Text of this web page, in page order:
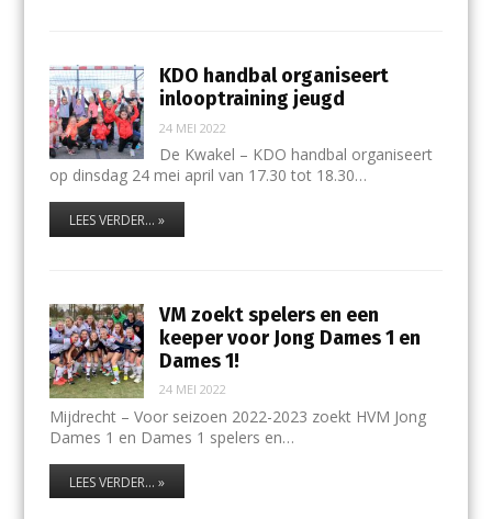
KDO handbal organiseert
inlooptraining jeugd
24 MEI 2022
De Kwakel – KDO handbal organiseert
op dinsdag 24 mei april van 17.30 tot 18.30…
LEES VERDER... »
VM zoekt spelers en een
keeper voor Jong Dames 1 en
Dames 1!
24 MEI 2022
Mijdrecht – Voor seizoen 2022-2023 zoekt HVM Jong
Dames 1 en Dames 1 spelers en…
LEES VERDER... »